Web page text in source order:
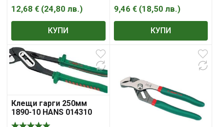
12,68 € (24,80 лв.)
КУПИ
9,46 € (18,50 лв.)
КУПИ
Клещи гарги 250мм
1890-10 HANS 014310